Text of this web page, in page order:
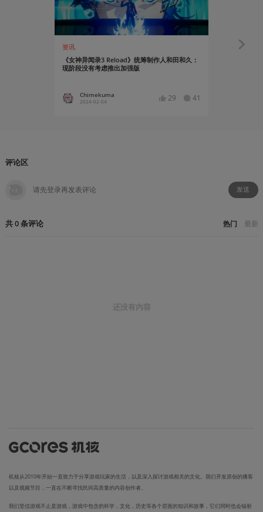
资讯
《女神异闻录3 Reload》统筹制作人和田和久：
现阶段没有考虑推出加强版
Chimekuma
2024-02-04 29 41
评论区
发送
共0条评论 热门 最新
还没有内容
机核从2010年开始一直致力于分享游戏玩家的生活，以及深入探讨游戏相关的文化。我们开发原创的播客
以及视频节目，一直在不断寻找民间高质量的内容创作者。
我们坚信游戏不止是游戏，游戏中包含的科学，文化，历史等各个层面的知识和故事，它们同时也会辐射